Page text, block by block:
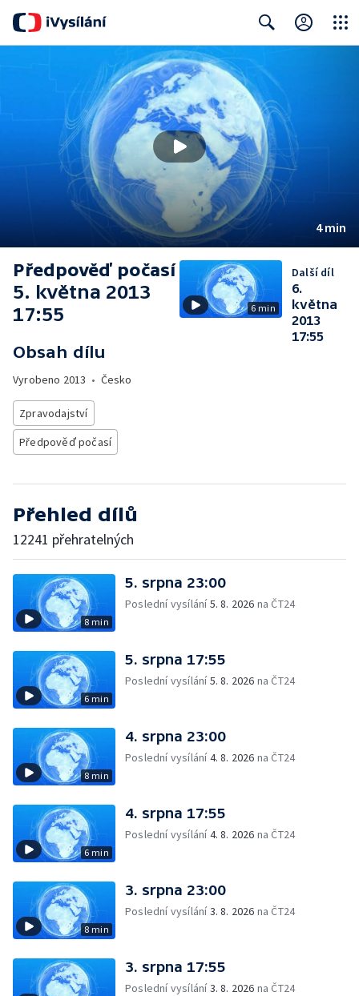
4 min
Předpověď počasí
5. května 2013
17:55
Obsah dílu
Vyrobeno 2013 • Česko
Zpravodajství
Předpověď počasí
6 min
Další díl
6.
května
2013
17:55
Přehled dílů
12241 přehratelných
8 min
5. srpna 23:00
Poslední vysílání5. 8. 2026 na ČT24
6 min
5. srpna 17:55
Poslední vysílání5. 8. 2026 na ČT24
8 min
4. srpna 23:00
Poslední vysílání4. 8. 2026 na ČT24
6 min
4. srpna 17:55
Poslední vysílání4. 8. 2026 na ČT24
8 min
3. srpna 23:00
Poslední vysílání3. 8. 2026 na ČT24
3. srpna 17:55
Poslední vysílání3. 8. 2026 na ČT24